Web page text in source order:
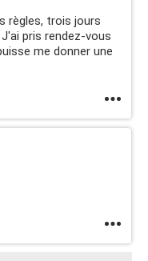
règles, trois jours
pris rendez-vous
me donner une